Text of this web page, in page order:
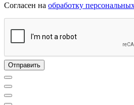
Согласен на обработку